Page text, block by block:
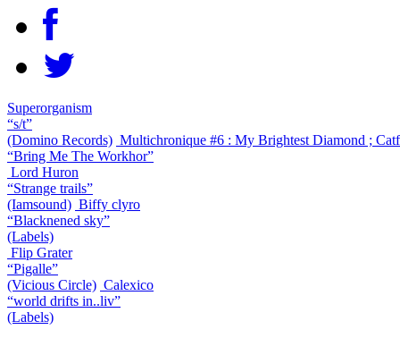
Superorganism
“s/t”
(Domino Records) Multichronique #6 : My Brightest Diamond ;
“Bring Me The Workhor”
Lord Huron
“Strange trails”
(Iamsound) Biffy clyro
“Blacknened sky”
(Labels)
Flip Grater
“Pigalle”
(Vicious Circle) Calexico
“world drifts in..liv”
(Labels)